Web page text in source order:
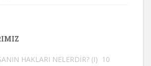
HAKLARI NELERDİR? (I) 10